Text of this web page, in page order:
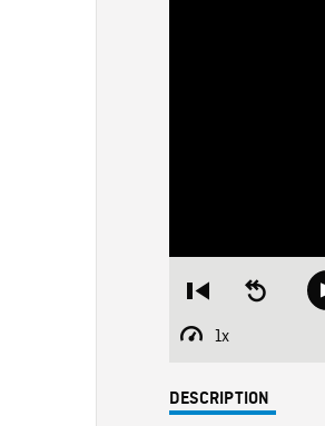
Restart
beginning
Seek
1x
Playback
DESCRIPTION